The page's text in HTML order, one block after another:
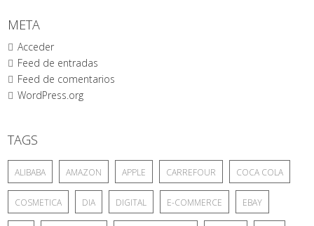
META
Acceder
Feed de entradas
Feed de comentarios
WordPress.org
TAGS
ALIBABA AMAZON APPLE CARREFOUR COCA COLA
COSMETICA DIA DIGITAL E-COMMERCE EBAY